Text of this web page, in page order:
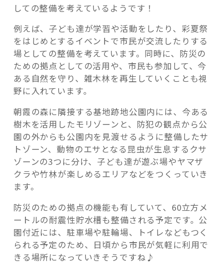
しての整備を考えているようです！
例えば、子ども達が学習や活動をしたり、彩夏祭
をはじめとするイベントで市民が交流したりする
場としての整備を考えています。同時に、防災の
ための拠点としての活用や、市民も参加して、今
ある自然を守り、雑木林を再生していくことも視
野に入れています。
朝霞の森に隣接する基地跡地公園内には、今ある
樹木を活用したモリゾーンと、防犯の観点から公
園の外からも公園内を見渡せるように整備したサ
トゾーン、動物のエサとなる昆虫が生息するクサ
ゾーンの3つに分け、子ども達が遊ぶ場やヤマザ
クラや竹林が楽しめるエリアなどをつくっていき
ます。
防災のための拠点の機能も有していて、60立方メ
ートルの耐震性貯水槽も整備される予定です。公
園付近には、駐車場や駐輪場、トイレなどもつく
られる予定のため、日頃から市民が気軽に利用で
きる場所になっていきそうですね♪